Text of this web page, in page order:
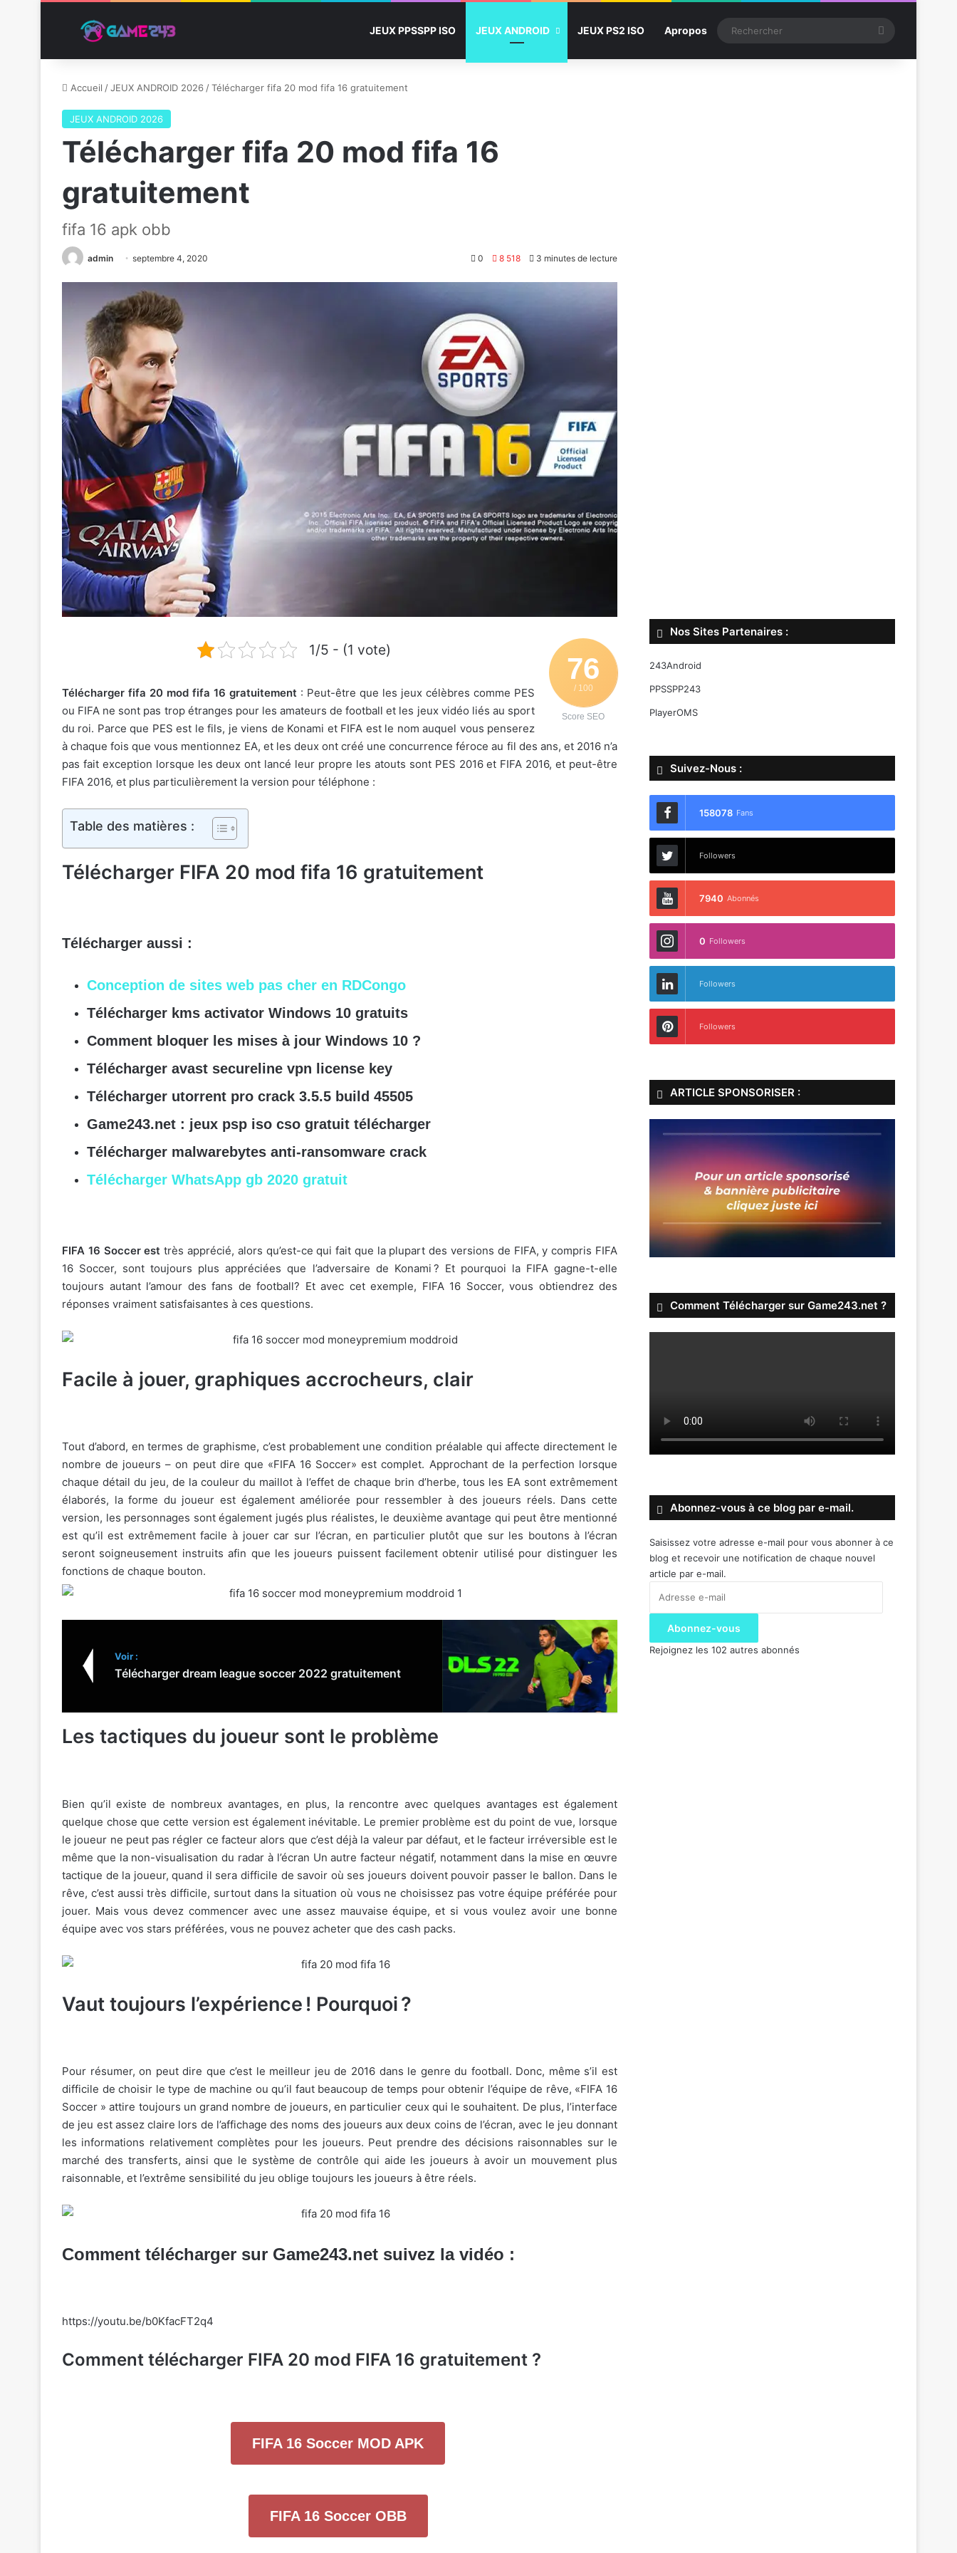
JEUX PPSSPP ISO JEUX ANDROID JEUX PS2 ISO Apropos Rechercher
Accueil /JEUX ANDROID 2026 /Télécharger fifa 20 mod fifa 16 gratuitement
JEUX ANDROID 2026
Télécharger fifa 20 mod fifa 16
gratuitement
fifa 16 apk obb
admin septembre 4, 2020 0 8 518 3 minutes de lecture
76
/ 100
Score SEO
1/5 - (1 vote)
Télécharger fifa 20 mod fifa 16 gratuitement : Peut-être que les jeux célèbres comme PES
ou FIFA ne sont pas trop étranges pour les amateurs de football et les jeux vidéo liés au sport
du roi. Parce que PES est le fils, je viens de Konami et FIFA est le nom auquel vous penserez
à chaque fois que vous mentionnez EA, et les deux ont créé une concurrence féroce au fil des ans, et 2016 n’a
pas fait exception lorsque les deux ont lancé leur propre les atouts sont PES 2016 et FIFA 2016, et peut-être
FIFA 2016, et plus particulièrement la version pour téléphone :
Table des matières :
Télécharger FIFA 20 mod fifa 16 gratuitement
Télécharger aussi :
Conception de sites web pas cher en RDCongo
Télécharger kms activator Windows 10 gratuits
Comment bloquer les mises à jour Windows 10 ?
Télécharger avast secureline vpn license key
Télécharger utorrent pro crack 3.5.5 build 45505
Game243.net : jeux psp iso cso gratuit télécharger
Télécharger malwarebytes anti-ransomware crack
Télécharger WhatsApp gb 2020 gratuit
FIFA 16 Soccer est très apprécié, alors qu’est-ce qui fait que la plupart des versions de FIFA, y compris FIFA
16 Soccer, sont toujours plus appréciées que l’adversaire de Konami ? Et pourquoi la FIFA gagne-t-elle
toujours autant l’amour des fans de football? Et avec cet exemple, FIFA 16 Soccer, vous obtiendrez des
réponses vraiment satisfaisantes à ces questions.
Facile à jouer, graphiques accrocheurs, clair
Tout d’abord, en termes de graphisme, c’est probablement une condition préalable qui affecte directement le
nombre de joueurs – on peut dire que «FIFA 16 Soccer» est complet. Approchant de la perfection lorsque
chaque détail du jeu, de la couleur du maillot à l’effet de chaque brin d’herbe, tous les EA sont extrêmement
élaborés, la forme du joueur est également améliorée pour ressembler à des joueurs réels. Dans cette
version, les personnages sont également jugés plus réalistes, le deuxième avantage qui peut être mentionné
est qu’il est extrêmement facile à jouer car sur l’écran, en particulier plutôt que sur les boutons à l’écran
seront soigneusement instruits afin que les joueurs puissent facilement obtenir utilisé pour distinguer les
fonctions de chaque bouton.
Voir :
Télécharger dream league soccer 2022 gratuitement
Les tactiques du joueur sont le problème
Bien qu’il existe de nombreux avantages, en plus, la rencontre avec quelques avantages est également
quelque chose que cette version est également inévitable. Le premier problème est du point de vue, lorsque
le joueur ne peut pas régler ce facteur alors que c’est déjà la valeur par défaut, et le facteur irréversible est le
même que la non-visualisation du radar à l’écran Un autre facteur négatif, notamment dans la mise en œuvre
tactique de la joueur, quand il sera difficile de savoir où ses joueurs doivent pouvoir passer le ballon. Dans le
rêve, c’est aussi très difficile, surtout dans la situation où vous ne choisissez pas votre équipe préférée pour
jouer. Mais vous devez commencer avec une assez mauvaise équipe, et si vous voulez avoir une bonne
équipe avec vos stars préférées, vous ne pouvez acheter que des cash packs.
Vaut toujours l’expérience ! Pourquoi ?
Pour résumer, on peut dire que c’est le meilleur jeu de 2016 dans le genre du football. Donc, même s’il est
difficile de choisir le type de machine ou qu’il faut beaucoup de temps pour obtenir l’équipe de rêve, «FIFA 16
Soccer » attire toujours un grand nombre de joueurs, en particulier ceux qui le souhaitent. De plus, l’interface
de jeu est assez claire lors de l’affichage des noms des joueurs aux deux coins de l’écran, avec le jeu donnant
les informations relativement complètes pour les joueurs. Peut prendre des décisions raisonnables sur le
marché des transferts, ainsi que le système de contrôle qui aide les joueurs à avoir un mouvement plus
raisonnable, et l’extrême sensibilité du jeu oblige toujours les joueurs à être réels.
Comment télécharger sur Game243.net suivez la vidéo :
https://youtu.be/b0KfacFT2q4
Comment télécharger FIFA 20 mod FIFA 16 gratuitement ?
FIFA 16 Soccer MOD APK
FIFA 16 Soccer OBB
Nos Sites Partenaires :
243Android
PPSSPP243
PlayerOMS
Suivez-Nous :
158078 Fans
Followers
7940 Abonnés
0 Followers
Followers
Followers
ARTICLE SPONSORISER :
Comment Télécharger sur Game243.net ?
Abonnez-vous à ce blog par e-mail.
Saisissez votre adresse e-mail pour vous abonner à ce
blog et recevoir une notification de chaque nouvel
article par e-mail.
e-
Abonnez-vous
Rejoignez les 102 autres abonnés